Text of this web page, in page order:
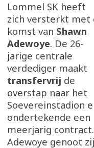
Lommel SK heeft
zich versterkt met
komst van Shawn
Adewoye. De 26-
jarige centrale
verdediger maakt
transfervrij de
overstap naar het
Soevereinstadion
ondertekende een
meerjarig contract.
Adewoye genoot